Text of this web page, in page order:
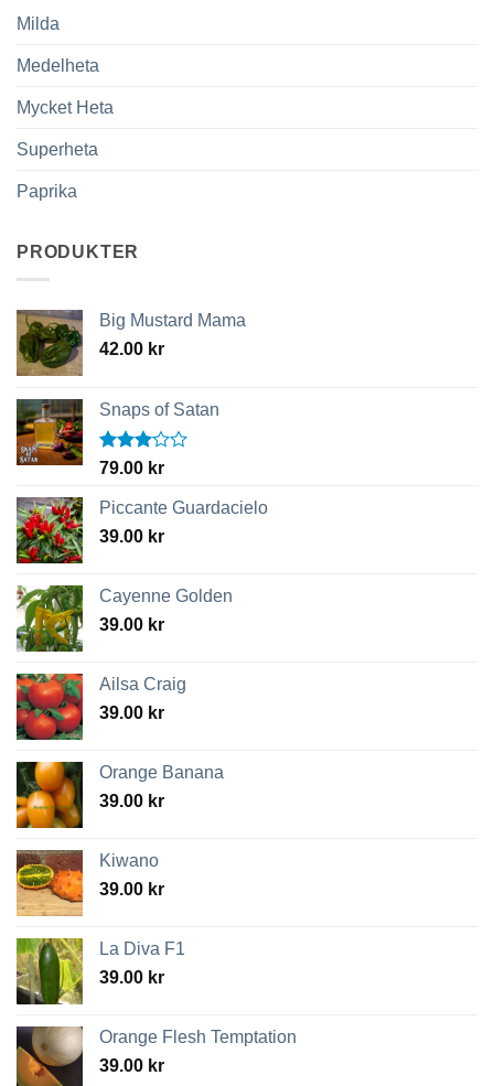
Milda
Medelheta
Mycket Heta
Superheta
Paprika
PRODUKTER
Big Mustard Mama
42.00 kr
Snaps of Satan
Betygsatt
av 5
79.00 kr
Piccante Guardacielo
39.00 kr
Cayenne Golden
39.00 kr
Ailsa Craig
39.00 kr
Orange Banana
39.00 kr
Kiwano
39.00 kr
La Diva F1
39.00 kr
Orange Flesh Temptation
39.00 kr